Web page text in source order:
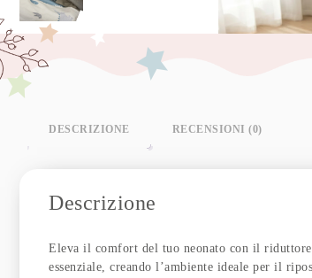
DESCRIZIONE RECENSIONI (0)
Descrizione
Eleva il comfort del tuo neonato con il
essenziale, creando l’ambiente ideale per il